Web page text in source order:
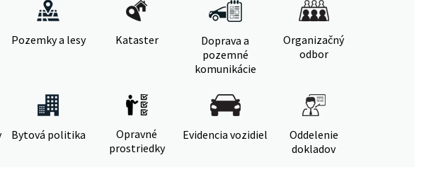
Pozemky a lesy Kataster
Doprava a
pozemné
komunikácie
Organizačný
odbor
Bytová politika
Opravné
prostriedky
Evidencia vozidiel
Oddelenie
dokladov